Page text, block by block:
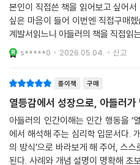
본인이 직접쓴 책을 읽어보고 싶어
싶은 마음이 들어 이번엔 직접구매
계발서읽느니 아들러의 책을 직접읽
s*****0 2026.05.04. 신고
종이책 구매
열등감에서 성장으로, 아들러
아들러의 인간이해는 인간 행동을 ‘
에서 해석해 주는 심리학 입문서다.
의 방식’으로 바라보게 해 주어, 스
된다. 사례와 개념 설명이 명확해 초